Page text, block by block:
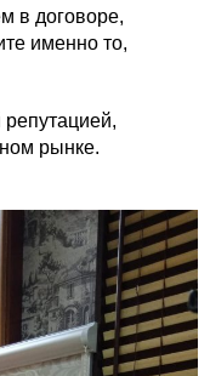
в договоре,
именно то,
рынке.